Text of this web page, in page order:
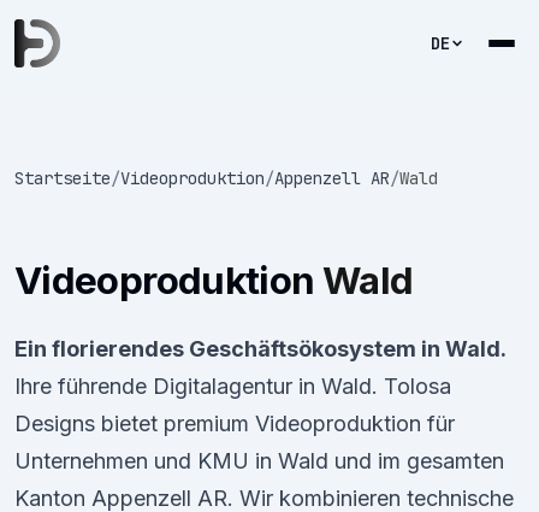
DE
Startseite/Videoproduktion/Appenzell AR/Wald
Videoproduktion Wald
Ein florierendes Geschäftsökosystem in Wald.
Ihre führende Digitalagentur in Wald. Tolosa
Designs bietet premium Videoproduktion für
Unternehmen und KMU in Wald und im gesamten
Kanton Appenzell AR. Wir kombinieren technische